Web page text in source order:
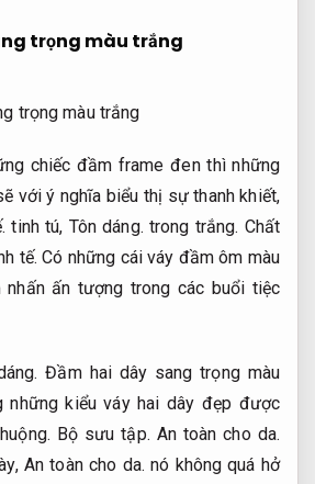
trọng màu trắng
chiếc đầm frame đen thì những
với ý nghĩa biểu thị sự thanh khiết,
tinh tú, Tôn dáng. trong trắng. Chất
tế. Có những cái váy đầm ôm màu
ấn tượng trong các buổi tiệc
Đầm hai dây sang trọng màu
những kiểu váy hai dây đẹp được
Bộ sưu tập. An toàn cho da.
An toàn cho da. nó không quá hở